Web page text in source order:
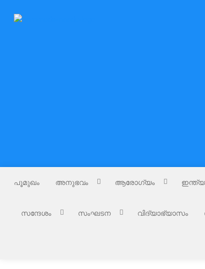
Nammude Naadu
പൂമുഖം അനുഭവം ആരോഗ്യം ഇന്ത്യ
സന്ദേശം സംഘടന വിദ്യാഭ്യാസം